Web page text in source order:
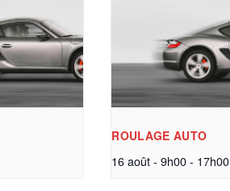
ROULAGE AUTO
16 août - 9h00 - 17h00